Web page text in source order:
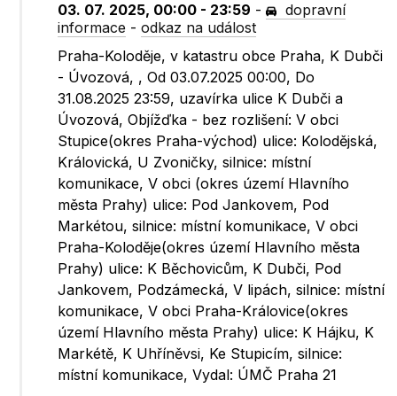
03. 07. 2025, 00:00 - 23:59 -
dopravní
informace -odkaz na událost
Praha-Koloděje, v katastru obce Praha, K Dubči
- Úvozová, , Od 03.07.2025 00:00, Do
31.08.2025 23:59, uzavírka ulice K Dubči a
Úvozová, Objížďka - bez rozlišení: V obci
Stupice(okres Praha-východ) ulice: Kolodějská,
Královická, U Zvoničky, silnice: místní
komunikace, V obci (okres území Hlavního
města Prahy) ulice: Pod Jankovem, Pod
Markétou, silnice: místní komunikace, V obci
Praha-Koloděje(okres území Hlavního města
Prahy) ulice: K Běchovicům, K Dubči, Pod
Jankovem, Podzámecká, V lipách, silnice: místní
komunikace, V obci Praha-Královice(okres
území Hlavního města Prahy) ulice: K Hájku, K
Markétě, K Uhříněvsi, Ke Stupicím, silnice:
místní komunikace, Vydal: ÚMČ Praha 21